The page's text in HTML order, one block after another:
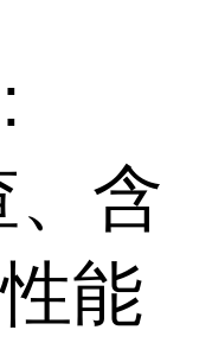
、含
能